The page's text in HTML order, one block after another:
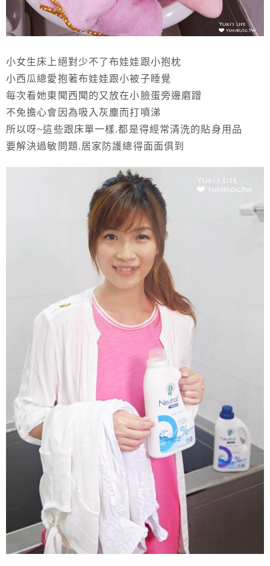
小女生床上絕對少不了布娃娃跟小抱枕
小西瓜總愛抱著布娃娃跟小被子睡覺
每次看她東聞西聞的又放在小臉蛋旁邊磨蹭
不免擔心會因為吸入灰塵而打噴涕
所以呀~這些跟床單一樣.都是得經常清洗的貼身用品
要解決過敏問題.居家防護總得面面俱到